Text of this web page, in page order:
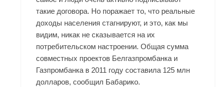
такие договора. Но поражает то, что реальные
доходы населения стагнируют, и это, как мы
видим, никак не сказывается на их
потребительском настроении. Общая сумма
совместных проектов Белгазпромбанка и
Газпромбанка в 2011 году составила 125 млн
долларов, сообщил Бабарико.